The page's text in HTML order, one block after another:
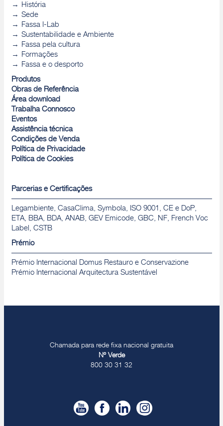
História
Sede
Fassa I-Lab
Sustentabilidade e Ambiente
Fassa pela cultura
Formações
Fassa e o desporto
Produtos
Obras de Referência
Área download
Trabalha Connosco
Eventos
Assistência técnica
Condições de Venda
Política de Privacidade
Política de Cookies
Parcerias e Certificações
Legambiente, CasaClima, Symbola, ISO 9001, CE e DoP,
ETA, BBA, BDA, ANAB, GEV Emicode, GBC, NF, French Voc
Label, CSTB
Prémio
Prémio Internacional Domus Restauro e Conservazione
Prémio Internacional Arquitectura Sustentável
Chamada para rede fixa nacional gratuita
Nº Verde
800 30 31 32